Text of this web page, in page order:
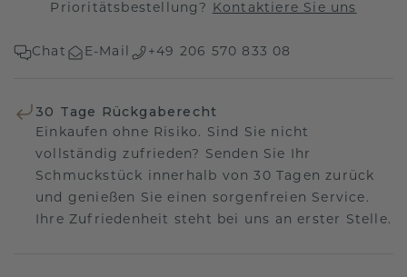
Prioritätsbestellung? Kontaktiere Sie uns
Chat E-Mail +49 206 570 833 08
30 Tage Rückgaberecht
Einkaufen ohne Risiko. Sind Sie nicht
vollständig zufrieden? Senden Sie Ihr
Schmuckstück innerhalb von 30 Tagen zurück
und genießen Sie einen sorgenfreien Service.
Ihre Zufriedenheit steht bei uns an erster Stelle.